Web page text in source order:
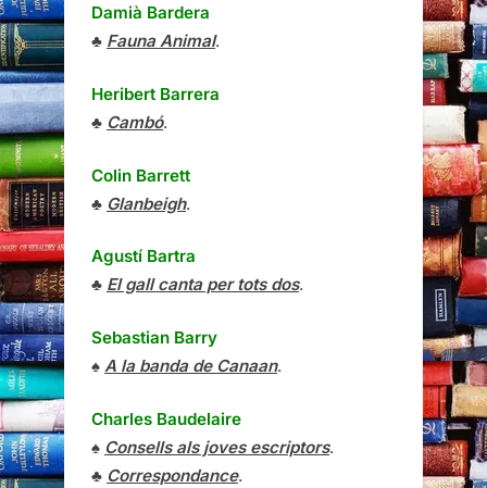
Damià Bardera
♣ Fauna Animal.
Heribert Barrera
♣ Cambó.
Colin Barrett
♣ Glanbeigh.
Agustí Bartra
♣ El gall canta per tots dos.
Sebastian Barry
♠ A la banda de Canaan.
Charles Baudelaire
♠ Consells als joves escriptors.
♣ Correspondance.